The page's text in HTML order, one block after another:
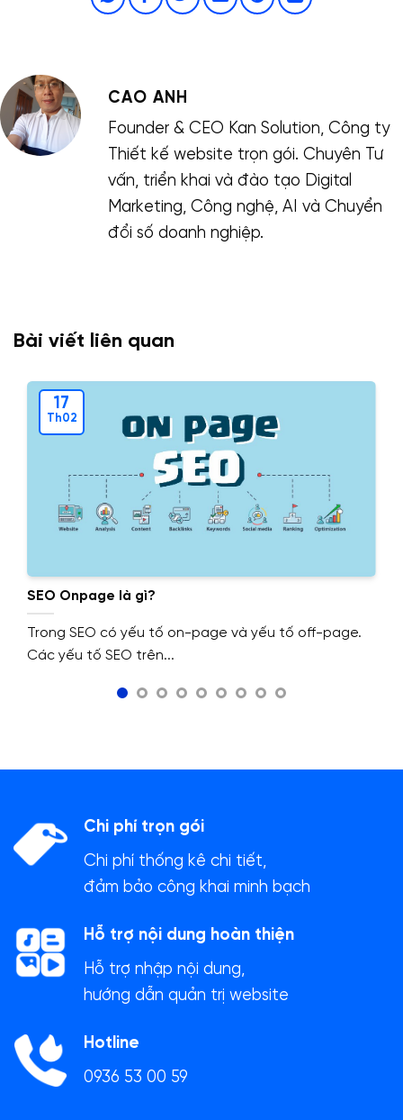
CAO ANH
Founder & CEO Kan Solution, Công ty
Thiết kế website trọn gói. Chuyên Tư
vấn, triển khai và đào tạo Digital
Marketing, Công nghệ, AI và Chuyển
đổi số doanh nghiệp.
Bài viết liên quan
SEO Onpage là gì?
Trong SEO có yếu tố on-page và yếu tố off-page.
Các yếu tố SEO trên...
17
Th02
Chi phí trọn gói
Chi phí thống kê chi tiết,
đảm bảo công khai minh bạch
Hỗ trợ nội dung hoàn thiện
Hỗ trợ nhập nội dung,
hướng dẫn quản trị website
Hotline
0936 53 00 59